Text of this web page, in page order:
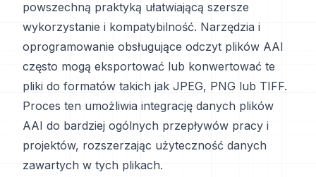
powszechną praktyką ułatwiającą szersze
wykorzystanie i kompatybilność. Narzędzia i
oprogramowanie obsługujące odczyt plików AAI
często mogą eksportować lub konwertować te
pliki do formatów takich jak JPEG, PNG lub TIFF.
Proces ten umożliwia integrację danych plików
AAI do bardziej ogólnych przepływów pracy i
projektów, rozszerzając użyteczność danych
zawartych w tych plikach.